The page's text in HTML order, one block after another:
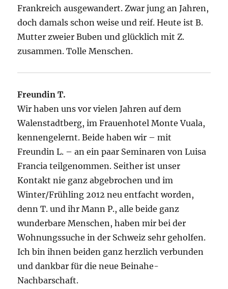
Frankreich ausgewandert. Zwar jung an Jahren,
doch damals schon weise und reif. Heute ist B.
Mutter zweier Buben und glücklich mit Z.
zusammen. Tolle Menschen.
Freundin T.
Wir haben uns vor vielen Jahren auf dem
Walenstadtberg, im Frauenhotel Monte Vuala,
kennengelernt. Beide haben wir – mit
Freundin L. – an ein paar Seminaren von Luisa
Francia teilgenommen. Seither ist unser
Kontakt nie ganz abgebrochen und im
Winter/Frühling 2012 neu entfacht worden,
denn T. und ihr Mann P., alle beide ganz
wunderbare Menschen, haben mir bei der
Wohnungssuche in der Schweiz sehr geholfen.
Ich bin ihnen beiden ganz herzlich verbunden
und dankbar für die neue Beinahe-
Nachbarschaft.